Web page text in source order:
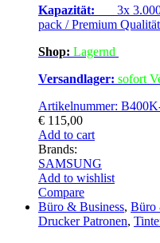
Kapazität: 3x 3.000
pack / Premium Qualität
Shop: Lagernd
Versandlager: sofort
Artikelnummer:
€ 115,00
Add to cart
Brands:
SAMSUNG
Add to wishlist
Compare
Büro & Business, Büro
Drucker Patronen,